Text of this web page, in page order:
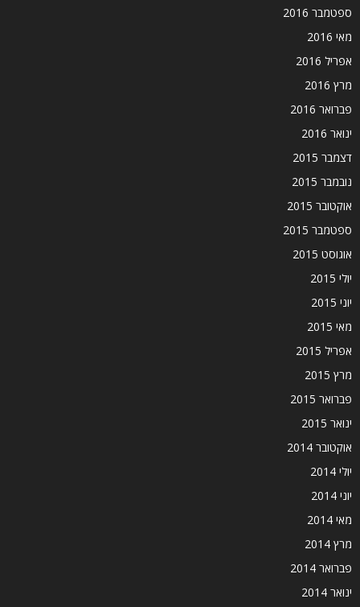
ספטמבר 2016
מאי 2016
אפריל 2016
מרץ 2016
פברואר 2016
ינואר 2016
דצמבר 2015
נובמבר 2015
אוקטובר 2015
ספטמבר 2015
אוגוסט 2015
יולי 2015
יוני 2015
מאי 2015
אפריל 2015
מרץ 2015
פברואר 2015
ינואר 2015
אוקטובר 2014
יולי 2014
יוני 2014
מאי 2014
מרץ 2014
פברואר 2014
ינואר 2014